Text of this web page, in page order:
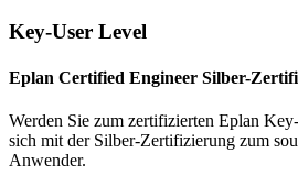
Key-User Level
Eplan Certified Engineer Silber-
Werden Sie zum zertifizierten Eplan
sich mit der Silber-Zertifizierung zum
Anwender.